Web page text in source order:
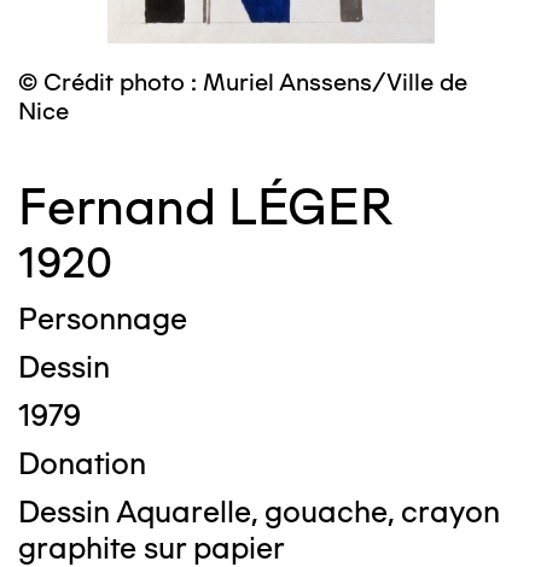
© Crédit photo : Muriel Anssens/Ville de
Nice
Fernand LÉGER
1920
Personnage
Dessin
1979
Donation
Dessin Aquarelle, gouache, crayon
graphite sur papier